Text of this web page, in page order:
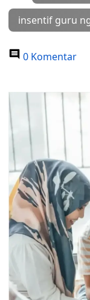
insentif guru
0 Komentar